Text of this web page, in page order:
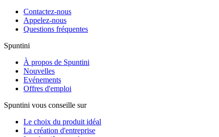
Contactez-nous
Appelez-nous
Questions fréquentes
Spuntini
À propos de Spuntini
Nouvelles
Evénements
Offres d'emploi
Spuntini vous conseille sur
Le choix du produit idéal
La création d'entreprise